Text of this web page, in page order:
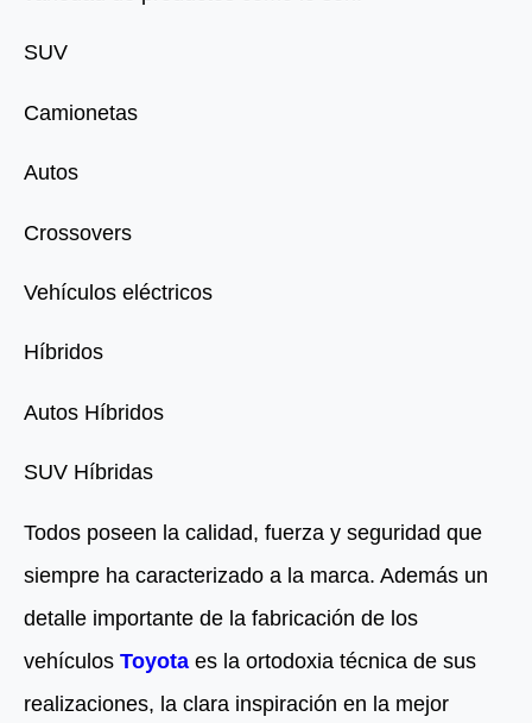
SUV
Camionetas
Autos
Crossovers
Vehículos eléctricos
Híbridos
Autos Híbridos
SUV Híbridas
Todos poseen la calidad, fuerza y seguridad que
siempre ha caracterizado a la marca. Además un
detalle importante de la fabricación de los
vehículos Toyota es la ortodoxia técnica de sus
realizaciones, la clara inspiración en la mejor